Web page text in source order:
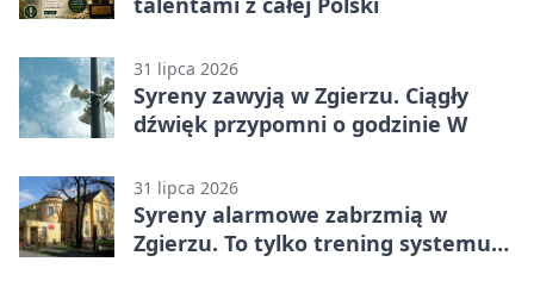
31 lipca 2026
Syreny zawyją w Zgierzu. Ciągły
dźwięk przypomni o godzinie W
31 lipca 2026
Syreny alarmowe zabrzmią w
Zgierzu. To tylko trening systemu